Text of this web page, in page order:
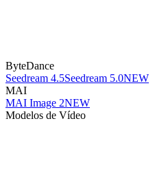
ByteDance
Seedream 4.5Seedream 5.0NEW
MAI
MAI Image 2NEW
Modelos de Vídeo